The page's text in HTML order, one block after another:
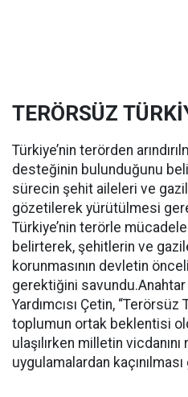
TERÖRSÜZ
Türkiye’nin terörden
desteğinin bulunduğunu
sürecin şehit aileleri ve
gözetilerek yürütülmesi
Türkiye’nin terörle
belirterek, şehitlerin ve
korunmasının devletin
gerektiğini
Yardımcısı Çetin,
toplumun ortak beklentisi
ulaşılırken milletin
uygulamalardan